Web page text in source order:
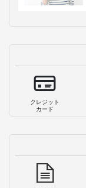
クレジット
カード